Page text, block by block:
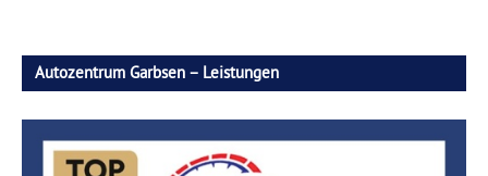
Autozentrum Garbsen – Leistungen